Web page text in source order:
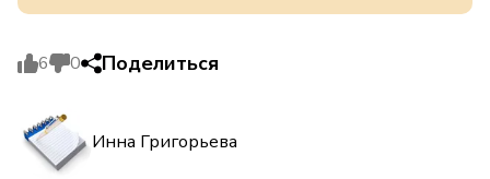
6 0 Поделиться
Инна Григорьева